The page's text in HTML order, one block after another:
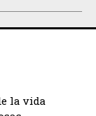
la vida